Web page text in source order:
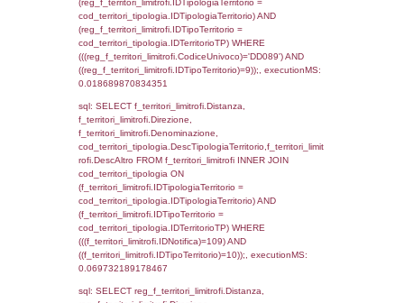
(((f_territori_limitrofi.IDNotifica)=109) AND
((f_territori_limitrofi.IDTipoTerritorio)=4)),
0.071227073669434
sql: SELECT f_territori_limitrofi.Distanza,
f_territori_limitrofi.Direzione,
f_territori_limitrofi.Denominazione,
f_territori_limitrofi.DescAltro FROM
JOIN cod_territori_tipologia ON
(f_territori_limitrofi.IDTipologiaTerritorio =
cod_territori_tipologia.IDTipologiaTerritorio)
(f_territori_limitrofi.IDTipoTerritorio =
cod_territori_tipologia.IDTerritorioTP)
(((f_territori_limitrofi.IDNotifica)=109) AND